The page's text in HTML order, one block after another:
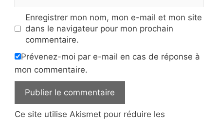
Enregistrer mon nom, mon e-mail et mon site
dans le navigateur pour mon prochain
commentaire.
Prévenez-moi par e-mail en cas de réponse à
mon commentaire.
Ce site utilise Akismet pour réduire les